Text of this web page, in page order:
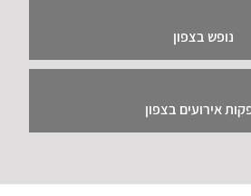
נופש בצפון
אירועים בצפון